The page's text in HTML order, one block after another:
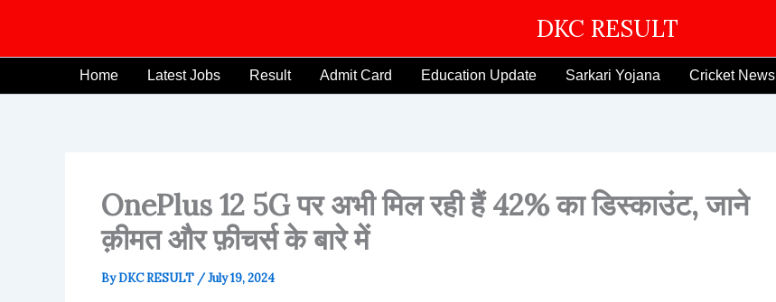
content
DKC RESULT
Home Latest Jobs Result Admit Card Education Update Sarkari Yojana Cricket News
OnePlus 12 5G पर अभी मिल रही हैं 42% का डिस्काउंट, जाने
क़ीमत और फ़ीचर्स के बारे में
ByDKC RESULT /July 19, 2024